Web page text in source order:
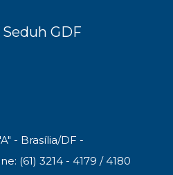
- Brasília/DF -
(61) 3214 - 4179 / 4180